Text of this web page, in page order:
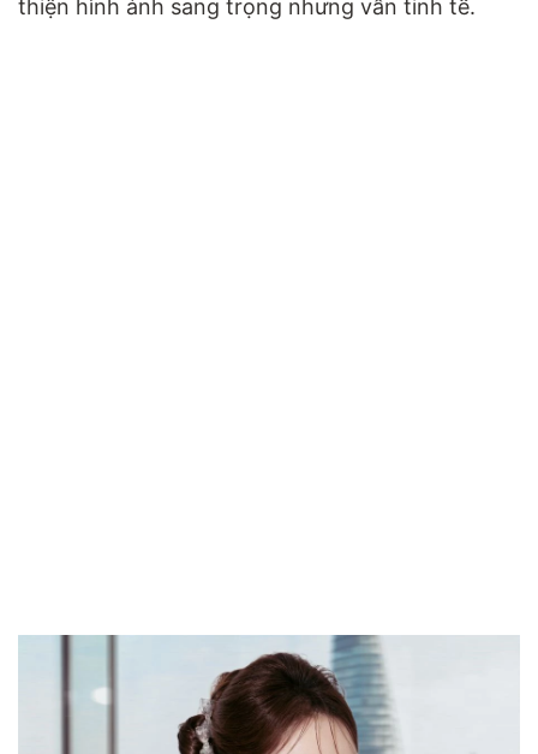
thiện hình ảnh sang trọng nhưng vẫn tinh tế.